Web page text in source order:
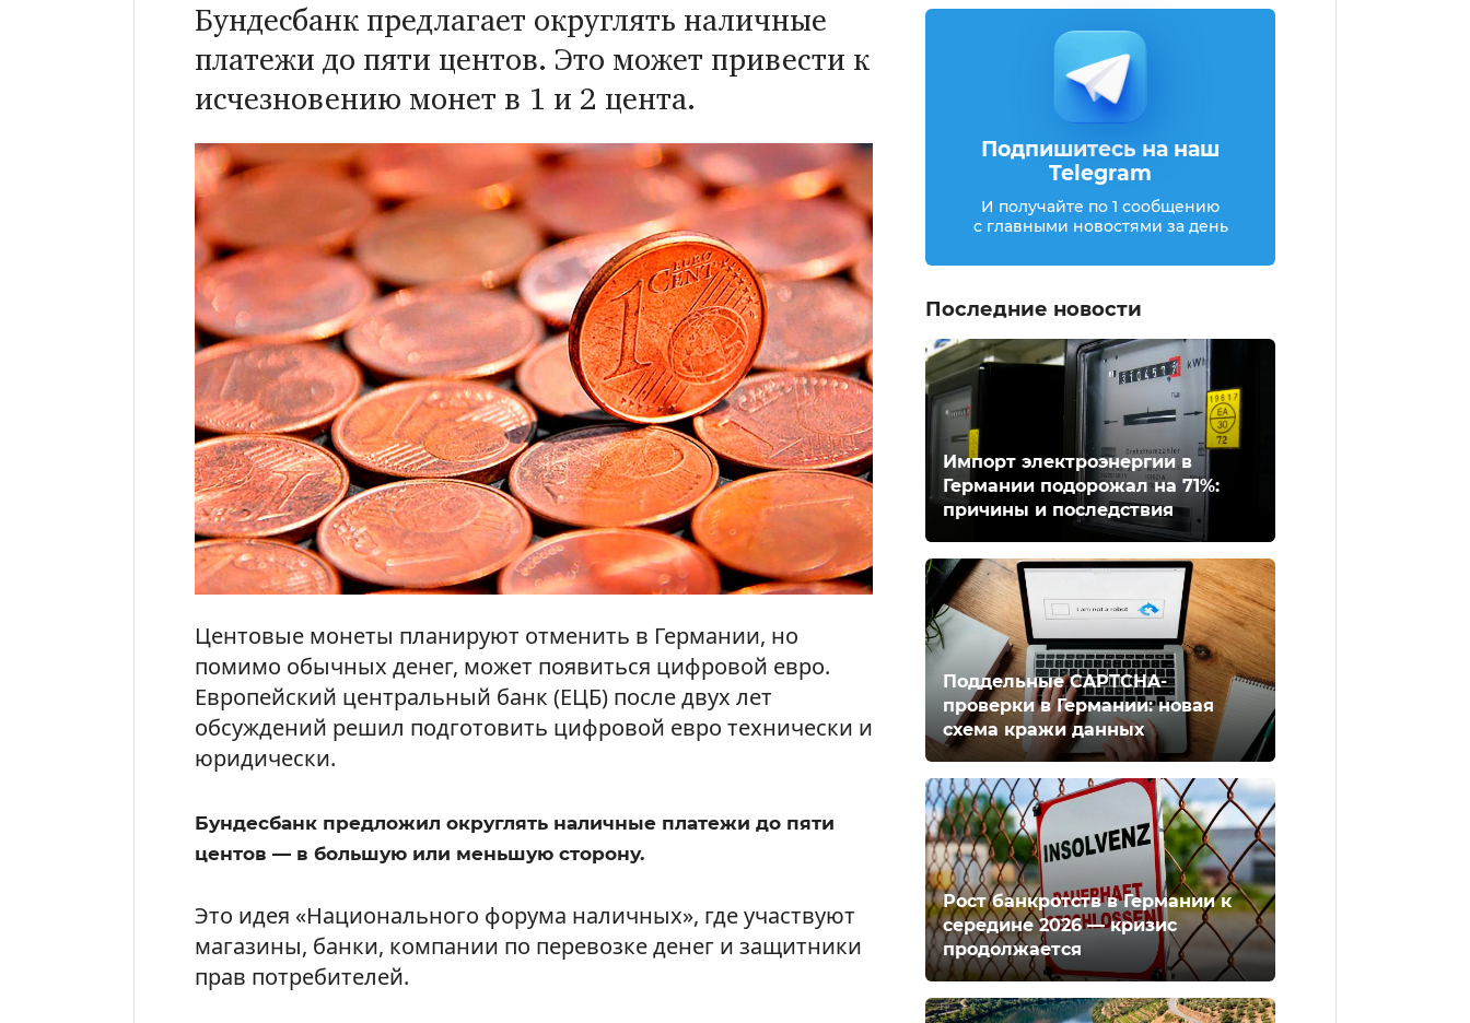
Бундесбанк предлагает округлять наличные
платежи до пяти центов. Это может привести к
исчезновению монет в 1 и 2 цента.
Центовые монеты планируют отменить в Германии, но
помимо обычных денег, может появиться цифровой евро.
Европейский центральный банк (ЕЦБ) после двух лет
обсуждений решил подготовить цифровой евро технически и
юридически.
Бундесбанк предложил округлять наличные платежи до пяти
центов — в большую или меньшую сторону.
Это идея «Национального форума наличных», где участвуют
магазины, банки, компании по перевозке денег и защитники
прав потребителей.
Подпишитесь на наш
Telegram
И получайте по 1 сообщению
с главными новостями за день
Последние новости
Импорт электроэнергии в
Германии подорожал на 71%:
причины и последствия
Поддельные CAPTCHA-
проверки в Германии: новая
схема кражи данных
Рост банкротств в Германии к
середине 2026 — кризис
продолжается